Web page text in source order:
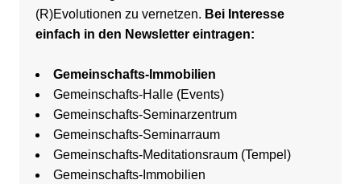
(R)Evolutionen zu vernetzen. Bei Interesse
einfach in den Newsletter eintragen:
Gemeinschafts-Immobilien
Gemeinschafts-Halle (Events)
Gemeinschafts-Seminarzentrum
Gemeinschafts-Seminarraum
Gemeinschafts-Meditationsraum (Tempel)
Gemeinschafts-Immobilien